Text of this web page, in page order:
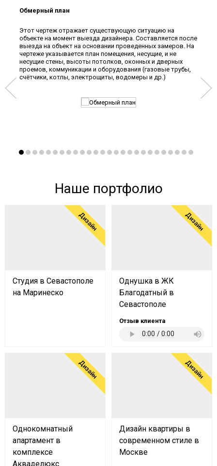
Обмерный план
Этот чертеж отражает существующую ситуацию на
объекте на момент выезда дизайнера. Составляется после
выезда на объект на основании проведенных замеров. На
чертеже указывается план помещения, несущие, и не
несущие стены, высоты потолков, оконных и дверных
проемов, коммуникации и оборудования (газовые трубы,
счётчики, котлы, электрощиты, водомеры и др.)
Наше портфолио
Дизайн
Студия в Севастополе
на Маринеско
Дизайн
Однушка в ЖК
Благодатный в
Севастополе
Отзыв клиента
Дизайн
Однокомнатный
апартамент в
комплексе
Акваделюкс
Дизайн
Дизайн квартиры в
современном стиле в
Москве